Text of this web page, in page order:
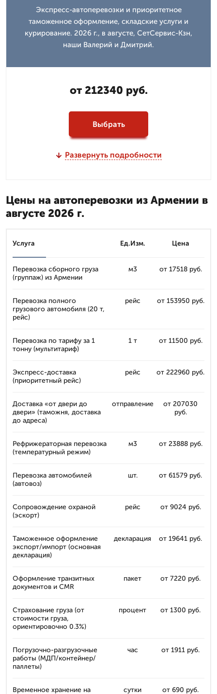
Экспресс-автоперевозки и приоритетное
таможенное оформление, складские услуги и
курирование. 2026 г., в августе, СетСервис-Кзн,
наши Валерий и Дмитpий.
от 212340 руб.
Выбрать
Развернуть подробности
Цены на автоперевозки из Армении в
августе 2026 г.
Услуга Ед.Изм. Цена
Перевозка сборного груза
(группаж) из Армении
м3 от 17518 руб.
Перевозка полного
грузового автомобиля (20 т,
рейс)
рейс от 153950 руб.
Перевозка по тарифу за 1
тонну (мультитариф)
1 т от 11500 руб.
Экспресс-доставка
(приоритетный рейс)
рейс от 222960 руб.
Доставка «от двери до
двери» (таможня, доставка
до адреса)
отправление
от 207030
руб.
Рефрижераторная перевозка
(температурный режим)
м3 от 23888 руб.
Перевозка автомобилей
(автовоз)
шт. от 61579 руб.
Сопровождение охраной
(эскорт)
рейс от 9024 руб.
Таможенное оформление
экспорт/импорт (основная
декларация)
декларация от 19641 руб.
Оформление транзитных
документов и CMR
пакет от 7220 руб.
Страхование груза (от
стоимости груза,
ориентировочно 0.3%)
процент от 1300 руб.
Погрузочно-разгрузочные
работы (МДП/контейнер/
паллеты)
час от 1911 руб.
Временное хранение на
сутки от 690 руб.